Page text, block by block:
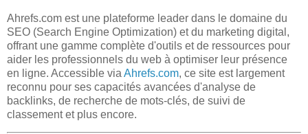
Ahrefs.com est une plateforme leader dans le domaine du
SEO (Search Engine Optimization) et du marketing digital,
offrant une gamme complète d'outils et de ressources pour
aider les professionnels du web à optimiser leur présence
en ligne. Accessible via Ahrefs.com, ce site est largement
reconnu pour ses capacités avancées d'analyse de
backlinks, de recherche de mots-clés, de suivi de
classement et plus encore.